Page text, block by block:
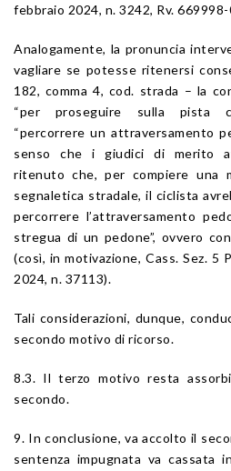
febbraio 2024, n. 3242, Rv.
Analogamente, la pronuncia
vagliare se potesse ritenersi
182, comma 4, cod. strada – la
“per proseguire sulla pista
“percorrere un attraversamento
senso che i giudici di merito
ritenuto che, per compiere una
segnaletica stradale, il ciclista
percorrere l’attraversamento
stregua di un pedone”, ovvero
(così, in motivazione, Cass. Sez.
2024, n. 37113).
Tali considerazioni, dunque,
secondo motivo di ricorso.
8.3. Il terzo motivo resta
secondo.
9. In conclusione, va accolto il
sentenza impugnata va cassata